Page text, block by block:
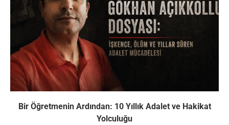
Bir Öğretmenin Ardından: 10 Yıllık Adalet ve Hakikat
Yolculuğu